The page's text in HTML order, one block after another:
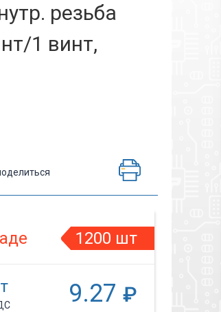
резьба
1 винт,
1200 шт
9.27 ₽